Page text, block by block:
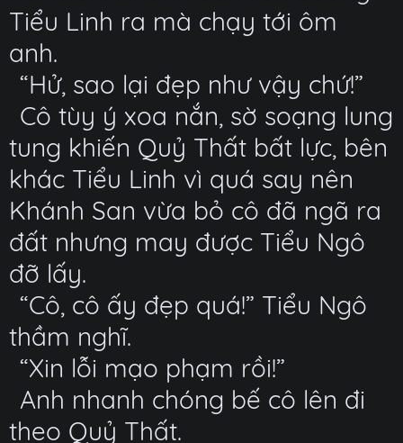
Tiểu Linh ra mà chạy tới ôm
anh.
“Hử, sao lại đẹp như vậy chứ!”
Cô tùy ý xoa nắn, sờ soạng lung
tung khiến Quỷ Thất bất lực, bên
khác Tiểu Linh vì quá say nên
Khánh San vừa bỏ cô đã ngã ra
đất nhưng may được Tiểu Ngô
đỡ lấy.
“Cô, cô ấy đẹp quá!” Tiểu Ngô
thầm nghĩ.
“Xin lỗi mạo phạm rồi!”
Anh nhanh chóng bế cô lên đi
theo Quỷ Thất.